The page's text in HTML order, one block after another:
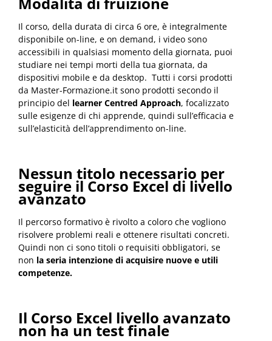
Il corso, della durata di circa 6 ore, è integralmente
disponibile on-line, e on demand, i video sono
accessibili in qualsiasi momento della giornata, puoi
studiare nei tempi morti della tua giornata, da
dispositivi mobile e da desktop. Tutti i corsi prodotti
da Master-Formazione.it sono prodotti secondo il
principio del learner Centred Approach, focalizzato
sulle esigenze di chi apprende, quindi sull’efficacia e
sull’elasticità dell’apprendimento on-line.
Nessun titolo necessario per
seguire il Corso Excel di livello
avanzato
Il percorso formativo è rivolto a coloro che vogliono
risolvere problemi reali e ottenere risultati concreti.
Quindi non ci sono titoli o requisiti obbligatori, se
non la seria intenzione di acquisire nuove e utili
competenze.
Il Corso Excel livello avanzato
non ha un test finale